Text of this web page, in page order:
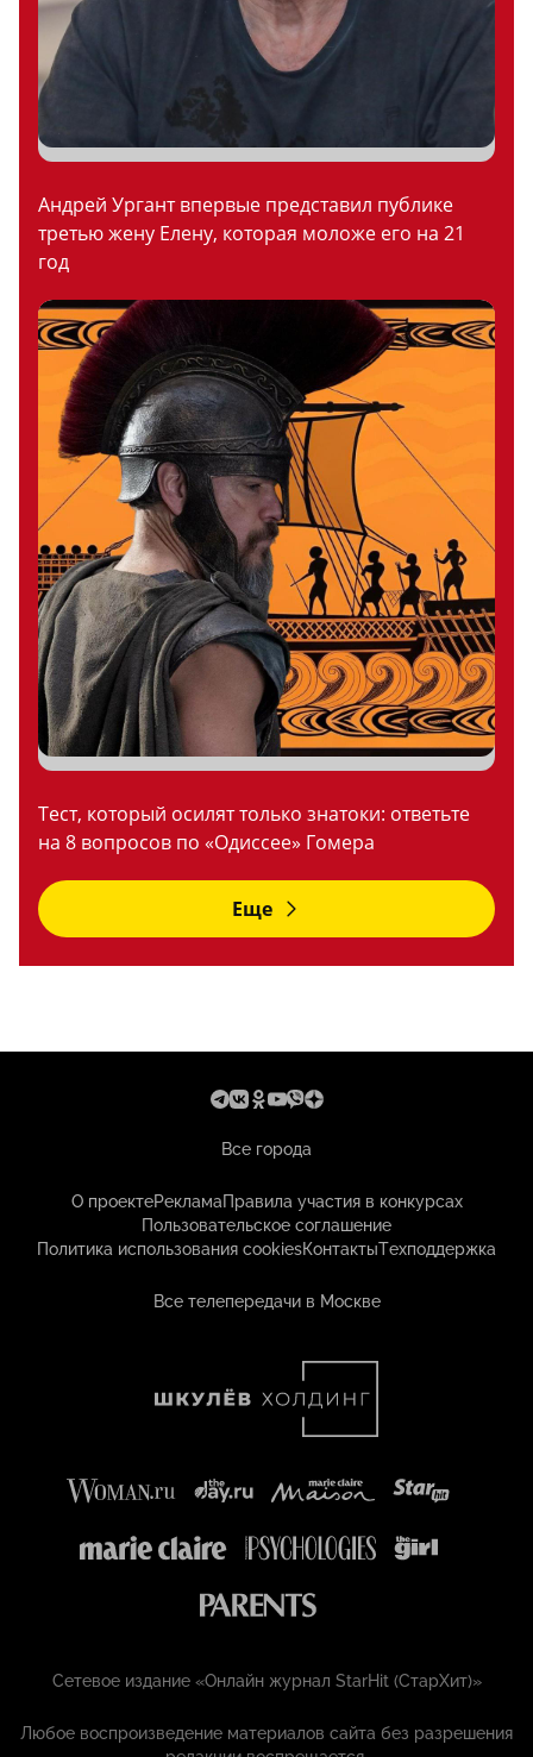
Андрей Ургант впервые представил публике
третью жену Елену, которая моложе его на 21
год
Тест, который осилят только знатоки: ответьте
на 8 вопросов по «Одиссее» Гомера
Еще
Все города
О проектеРекламаПравила участия в конкурсах
Пользовательское соглашение
Политика использования cookiesКонтактыТехподдержка
Все телепередачи в Москве
Сетевое издание «Онлайн журнал StarHit (СтарХит)»
Любое воспроизведение материалов сайта без разрешения